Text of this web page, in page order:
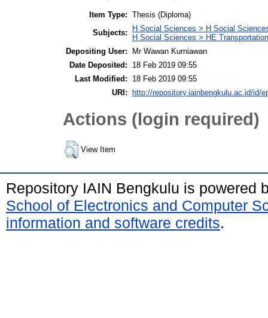
Item Type: Thesis (Diploma)
Subjects:
H Social Sciences > H Social
H Social Sciences > HE
Depositing User:
Mr Wawan Kurniawan
Date Deposited:
18 Feb 2019 09:55
Last Modified:
18 Feb 2019 09:55
URI:
http://repository.iainbengkulu.ac.id/id/
Actions (login required)
View Item
Repository IAIN Bengkulu is powered
School of Electronics and Computer
information and software credits.